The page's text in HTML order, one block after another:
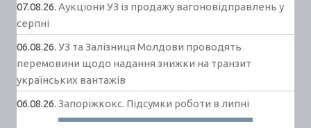
07.08.26. Аукціони УЗ із продажу вагоновідправлень у
серпні
06.08.26. УЗ та Залізниця Молдови проводять
перемовини щодо надання знижки на транзит
українських вантажів
06.08.26. Запоріжкокс. Підсумки роботи в липні